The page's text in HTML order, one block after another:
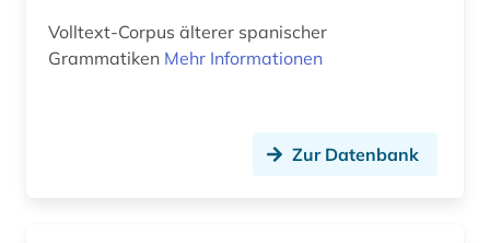
geschichte (33)
Volltext-Corpus älterer spanischer
Grammatiken Mehr Informationen
Zur Datenbank